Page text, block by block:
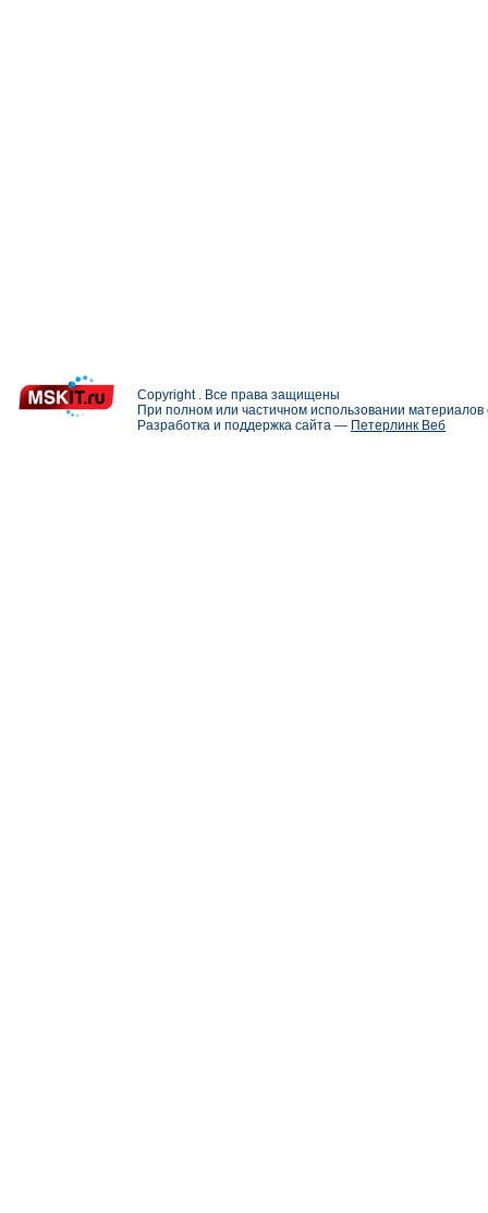
Copyright . Все права защищены
При полном или частичном использовании
Разработка и поддержка сайта — Петерлинк Веб